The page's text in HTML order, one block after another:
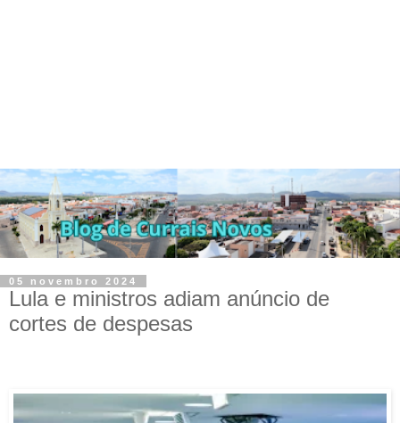
05 novembro 2024
Lula e ministros adiam anúncio de
cortes de despesas